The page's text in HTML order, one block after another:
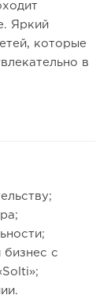
Яркий
которые
в
с